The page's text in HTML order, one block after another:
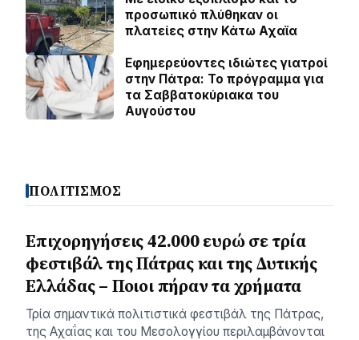
προσωπικό πλύθηκαν οι
πλατείες στην Κάτω Αχαϊα
Εφημερεύοντες ιδιώτες γιατροί
στην Πάτρα: Το πρόγραμμα για
τα Σαββατοκύριακα του
Αυγούστου
ΠΟΛΙΤΙΣΜΟΣ
Επιχορηγήσεις 42.000 ευρώ σε τρία
φεστιβάλ της Πάτρας και της Δυτικής
Ελλάδας – Ποιοι πήραν τα χρήματα
Τρία σημαντικά πολιτιστικά φεστιβάλ της Πάτρας,
της Αχαΐας και του Μεσολογγίου περιλαμβάνονται